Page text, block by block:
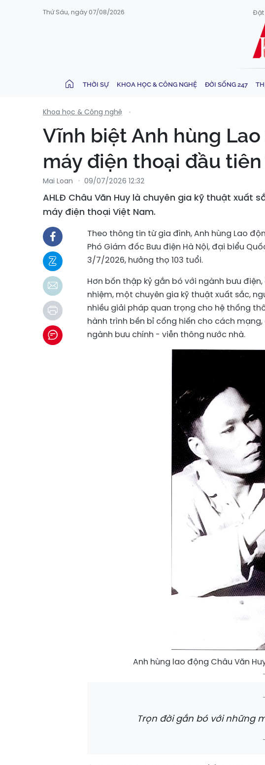
Thứ Sáu, ngày 07/08/2026
THỜI SỰ KHOA HỌC & CÔNG NGHỆ ĐỜI SỐNG 247
Khoa học & Công nghệ
Vĩnh biệt Anh hùng
máy điện thoại đầu
Mai Loan 09/07/2026 12:32
AHLĐ Châu Văn Huy là chuyên gia kỹ thuật xuất
máy điện thoại Việt Nam.
Theo thông tin từ gia đình, Anh hùng Lao
Phó Giám đốc Bưu điện Hà Nội, đại biểu
3/7/2026, hưởng thọ 103 tuổi.
Hơn bốn thập kỷ gắn bó với ngành bưu
nhiệm, một chuyên gia kỹ thuật xuất sắc,
nhiều giải pháp quan trọng cho hệ thống
hành trình bền bỉ cống hiến cho cách
ngành bưu chính - viễn thông nước nhà.
Anh hùng lao động Châu Văn
Trọn đời gắn bó với những